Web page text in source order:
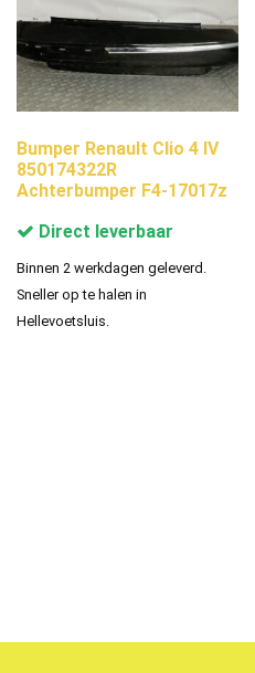
Bumper Renault Clio 4 IV
850174322R
Achterbumper F4-17017z
Direct leverbaar
Binnen 2 werkdagen geleverd.
Sneller op te halen in
Hellevoetsluis.